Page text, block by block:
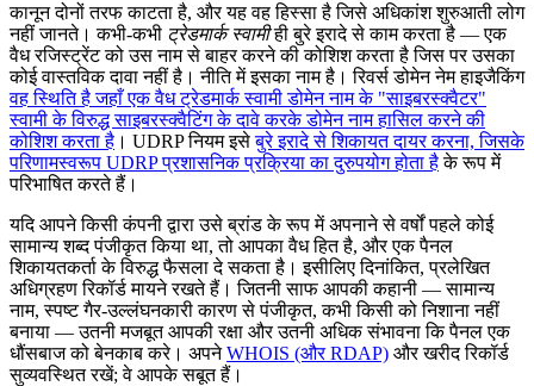
कानून दोनों तरफ काटता है, और यह वह हिस्सा है जिसे अधिकांश शुरुआती लोग
नहीं जानते। कभी-कभी ट्रेडमार्क स्वामीही बुरे इरादे से काम करता है — एक
वैध रजिस्ट्रेंट को उस नाम से बाहर करने की कोशिश करता है जिस पर उसका
कोई वास्तविक दावा नहीं है। नीति में इसका नाम है। रिवर्स डोमेन नेम हाइजैकिंग
वह स्थिति है जहाँ एक वैध ट्रेडमार्क स्वामी डोमेन नाम के "साइबरस्क्वैटर"
स्वामी के विरुद्ध साइबरस्क्वैटिंग के दावे करके डोमेन नाम हासिल करने की
कोशिश करता है । UDRP नियम इसेबुरे इरादे से शिकायत दायर करना, जिसके
परिणामस्वरूप UDRP प्रशासनिक प्रक्रिया का दुरुपयोग होता हैके रूप में
परिभाषित करते हैं।
यदि आपने किसी कंपनी द्वारा उसे ब्रांड के रूप में अपनाने से वर्षों पहले कोई
सामान्य शब्द पंजीकृत किया था, तो आपका वैध हित है, और एक पैनल
शिकायतकर्ता के विरुद्ध फैसला दे सकता है। इसीलिए दिनांकित, प्रलेखित
अधिग्रहण रिकॉर्ड मायने रखते हैं। जितनी साफ आपकी कहानी — सामान्य
नाम, स्पष्ट गैर-उल्लंघनकारी कारण से पंजीकृत, कभी किसी को निशाना नहीं
बनाया — उतनी मजबूत आपकी रक्षा और उतनी अधिक संभावना कि पैनल एक
धौंसबाज को बेनकाब करे। अपनेWHOIS (और RDAP) और खरीद रिकॉर्ड
सुव्यवस्थित रखें; वे आपके सबूत हैं।